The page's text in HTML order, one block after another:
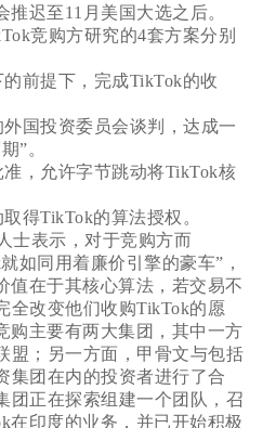
迟至11月美国大选之后。
竞购方研究的4套方案分别
前提下，完成TikTok的收
国投资委员会谈判，达成一
”。
，允许字节跳动将TikTok核
得TikTok的算法授权。
士表示，对于竞购方而
如同用着廉价引擎的豪车”，
值在于其核心算法，若交易不
全改变他们收购TikTok的愿
购主要有两大集团，其中一方
盟；另一方面，甲骨文与包括
集团在内的投资者进行了合
团正在探索组建一个团队，召
在印度的业务，并已开始积极